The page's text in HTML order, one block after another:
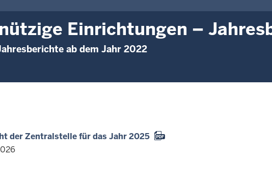
Einrichtungen –
ab dem Jahr 2022
der Zentralstelle für das Jahr 2025